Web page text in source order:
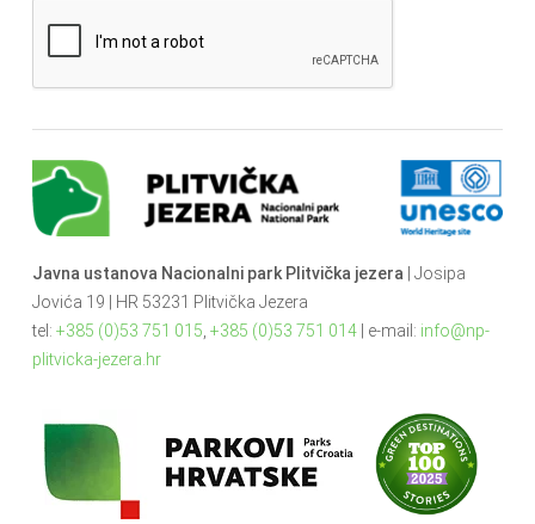
Javna ustanova Nacionalni park Plitvička jezera | Josipa
Jovića 19 | HR 53231 Plitvička Jezera
tel: +385 (0)53 751 015 +385 (0)53 751 014| e-mail: info@np-
plitvicka-jezera.hr